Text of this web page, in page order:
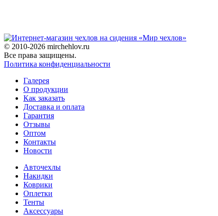
© 2010-2026 mirchehlov.ru
Все права защищены.
Политика конфиденциальности
Галерея
О продукции
Как заказать
Доставка и оплата
Гарантия
Отзывы
Оптом
Контакты
Новости
Авточехлы
Накидки
Коврики
Оплетки
Тенты
Аксессуары